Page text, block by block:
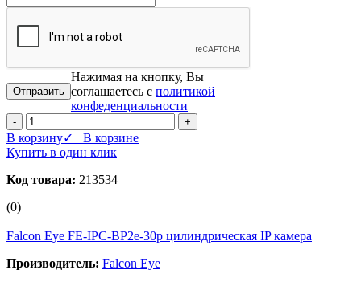
Нажимая на кнопку, Вы
соглашаетесь с политикой
конфеденциальности
- +
В корзину✓ В корзине
Купить в один клик
Код товара: 213534
(0)
Falcon Eye FE-IPC-BP2e-30p цилиндрическая IP камера
Производитель: Falcon Eye